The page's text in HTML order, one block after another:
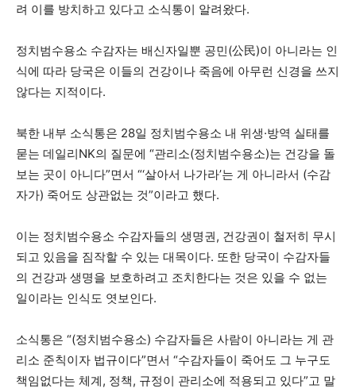
려 이를 방치하고 있다고 소식통이 알려왔다.
정치범수용소 수감자는 배신자일뿐 공민(公民)이 아니라는 인
식에 따라 당국은 이들의 건강이나 죽음에 아무런 신경을 쓰지
않다는 지적이다.
북한 내부 소식통은 28일 정치범수용소 내 위생·방역 실태를
묻는 데일리NK의 질문에 “관리소(정치범수용소)는 건강을 돌
보는 곳이 아니다”면서 “‘살아서 나가라’는 게 아니라서 (수감
자가) 죽어도 상관없는 것”이라고 했다.
이는 정치범수용소 수감자들의 생명권, 건강권이 철저히 무시
되고 있음을 짐작할 수 있는 대목이다. 또한 당국이 수감자들
의 건강과 생명을 보호하려고 조치한다는 것은 있을 수 없는
일이라는 인식도 엿보인다.
소식통은 “(정치범수용소) 수감자들은 사람이 아니라는 게 관
리소 준칙이자 법규이다”면서 “수감자들이 죽어도 그 누구도
책임없다는 체계, 정책, 규정이 관리소에 적용되고 있다”고 말